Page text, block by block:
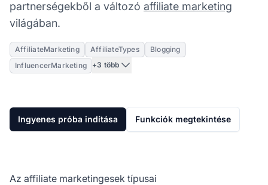
partnerségekből a változó affiliate marketing
világában.
AffiliateMarketing AffiliateTypes
Blogging
InfluencerMarketing
+3 több
Ingyenes próba indítása Funkciók megtekintése
Az affiliate marketingesek típusai